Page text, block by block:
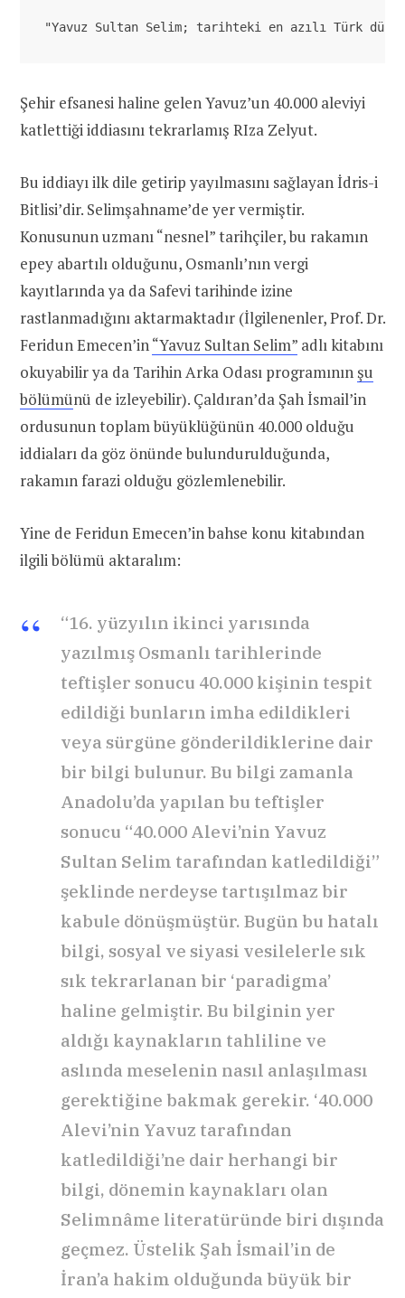
"Yavuz Sultan Selim; tarihteki en azılı Türk
Şehir efsanesi haline gelen Yavuz’un 40.000 aleviyi
katlettiği iddiasını tekrarlamış RIza Zelyut.
Bu iddiayı ilk dile getirip yayılmasını sağlayan İdris-i
Bitlisi’dir. Selimşahname’de yer vermiştir.
Konusunun uzmanı “nesnel” tarihçiler, bu rakamın
epey abartılı olduğunu, Osmanlı’nın vergi
kayıtlarında ya da Safevi tarihinde izine
rastlanmadığını aktarmaktadır (İlgilenenler, Prof. Dr.
Feridun Emecen’in “Yavuz Sultan Selim” adlı kitabını
okuyabilir ya da Tarihin Arka Odası programının şu
bölümünü de izleyebilir). Çaldıran’da Şah İsmail’in
ordusunun toplam büyüklüğünün 40.000 olduğu
iddiaları da göz önünde bulundurulduğunda,
rakamın farazi olduğu gözlemlenebilir.
Yine de Feridun Emecen’in bahse konu kitabından
ilgili bölümü aktaralım:
“16. yüzyılın ikinci yarısında
yazılmış Osmanlı tarihlerinde
teftişler sonucu 40.000 kişinin tespit
edildiği bunların imha edildikleri
veya sürgüne gönderildiklerine dair
bir bilgi bulunur. Bu bilgi zamanla
Anadolu’da yapılan bu teftişler
sonucu “40.000 Alevi’nin Yavuz
Sultan Selim tarafından katledildiği”
şeklinde nerdeyse tartışılmaz bir
kabule dönüşmüştür. Bugün bu hatalı
bilgi, sosyal ve siyasi vesilelerle sık
sık tekrarlanan bir ‘paradigma’
haline gelmiştir. Bu bilginin yer
aldığı kaynakların tahliline ve
aslında meselenin nasıl anlaşılması
gerektiğine bakmak gerekir. ‘40.000
Alevi’nin Yavuz tarafından
katledildiği’ne dair herhangi bir
bilgi, dönemin kaynakları olan
Selimnâme literatüründe biri dışında
geçmez. Üstelik Şah İsmail’in de
İran’a hakim olduğunda büyük bir